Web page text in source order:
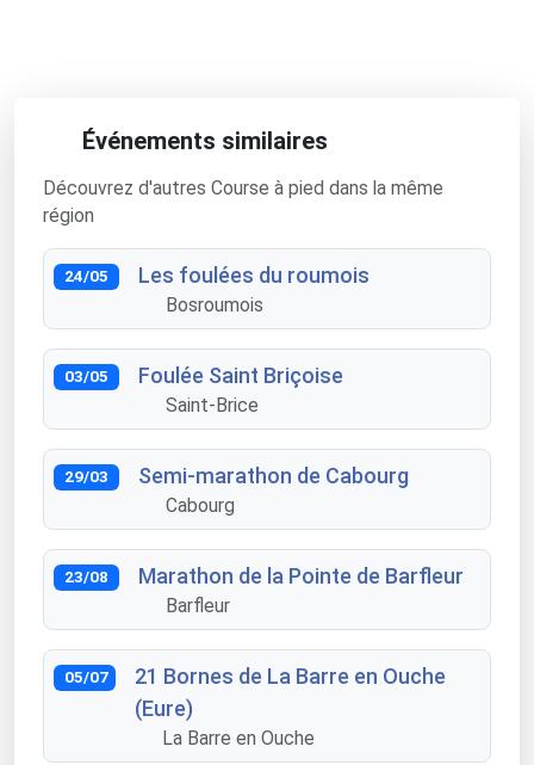
Événements similaires
Découvrez d'autres Course à pied dans la même
région
24/05 Les foulées du roumois
Bosroumois
03/05 Foulée Saint Briçoise
Saint-Brice
29/03 Semi-marathon de Cabourg
Cabourg
23/08 Marathon de la Pointe de Barfleur
Barfleur
05/07
21 Bornes de La Barre en Ouche
(Eure)
La Barre en Ouche